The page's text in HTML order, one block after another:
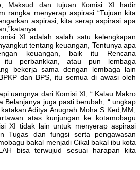
Maksud dan tujuan Komisi XI hadir
rangka menyerap aspirasi “Tujuan kita
aspirasi, kita serap aspirasi apa
XI adalah salah satu kelengkapan
tentang keuangan, Tentunya apa
keuangan, baik itu Rencana
itu perbankkan, atau pun lembaga
bekerja sama dengan lembaga lain
dan BPS, itu semua di awasi oleh
uangnya dari Komisi XI, “ Kalau Makro
Belanjanya juga pasti berubah, “ ungkap
Aditya Anugrah Moha S Ked,MM,
atas kunjungan ke kotamobagu
XI tidak lain untuk menyerap aspirasi
Tugas dan fungsi serta pengawasan
bakal menjadi Cikal bakal ibu kota
bisa terwujud sesuai harapan kita